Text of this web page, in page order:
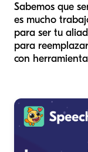
Sabemos que
es mucho
para ser tu
para
con